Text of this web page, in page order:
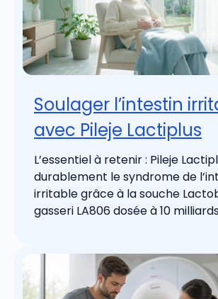
Soulager l’intestin
avec Pileje Lactiplus
L’essentiel à retenir : Pileje
durablement le syndrome de
irritable grâce à la souche
gasseri LA806 dosée à 10